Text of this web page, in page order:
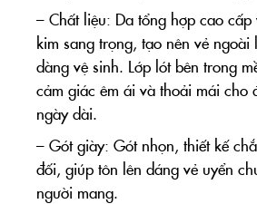
– Chất liệu: Da tổng hợp cao cấp
kim sang trọng, tạo nên vẻ ngoài
dàng vệ sinh. Lớp lót bên trong
cảm giác êm ái và thoải mái cho
ngày dài.
– Gót giày: Gót nhọn, thiết kế
đối, giúp tôn lên dáng vẻ uyển
người mang.